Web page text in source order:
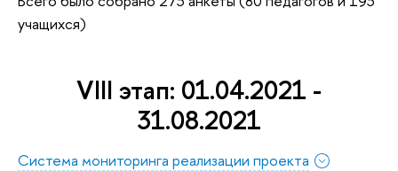
учащихся)
VIII этап: 01.04.2021 -
31.08.2021
Система мониторинга реализации проекта